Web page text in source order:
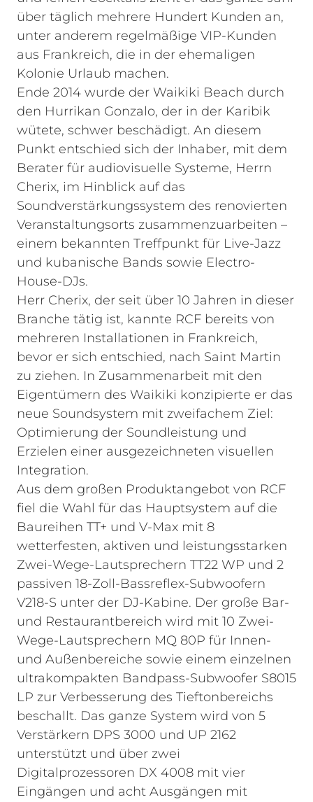
über täglich mehrere Hundert Kunden an,
unter anderem regelmäßige VIP-Kunden
aus Frankreich, die in der ehemaligen
Kolonie Urlaub machen.
Ende 2014 wurde der Waikiki Beach durch
den Hurrikan Gonzalo, der in der Karibik
wütete, schwer beschädigt. An diesem
Punkt entschied sich der Inhaber, mit dem
Berater für audiovisuelle Systeme, Herrn
Cherix, im Hinblick auf das
Soundverstärkungssystem des renovierten
Veranstaltungsorts zusammenzuarbeiten –
einem bekannten Treffpunkt für Live-Jazz
und kubanische Bands sowie Electro-
House-DJs.
Herr Cherix, der seit über 10 Jahren in dieser
Branche tätig ist, kannte RCF bereits von
mehreren Installationen in Frankreich,
bevor er sich entschied, nach Saint Martin
zu ziehen. In Zusammenarbeit mit den
Eigentümern des Waikiki konzipierte er das
neue Soundsystem mit zweifachem Ziel:
Optimierung der Soundleistung und
Erzielen einer ausgezeichneten visuellen
Integration.
Aus dem großen Produktangebot von RCF
fiel die Wahl für das Hauptsystem auf die
Baureihen TT+ und V-Max mit 8
wetterfesten, aktiven und leistungsstarken
Zwei-Wege-Lautsprechern TT22 WP und 2
passiven 18-Zoll-Bassreflex-Subwoofern
V218-S unter der DJ-Kabine. Der große Bar-
und Restaurantbereich wird mit 10 Zwei-
Wege-Lautsprechern MQ 80P für Innen-
und Außenbereiche sowie einem einzelnen
ultrakompakten Bandpass-Subwoofer S8015
LP zur Verbesserung des Tieftonbereichs
beschallt. Das ganze System wird von 5
Verstärkern DPS 3000 und UP 2162
unterstützt und über zwei
Digitalprozessoren DX 4008 mit vier
Eingängen und acht Ausgängen mit